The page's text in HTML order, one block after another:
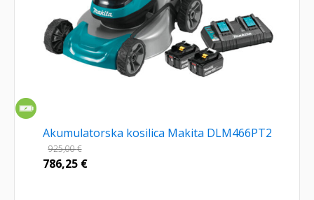
Akumulatorska kosilica Makita DLM466PT2
925,00€
786,25 €